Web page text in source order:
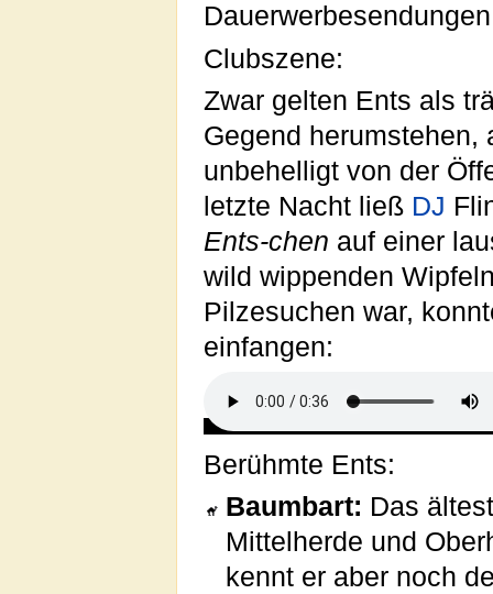
Clubszene:
Zwar gelten Ents als
Gegend herumstehen,
unbehelligt von der
letzte Nacht ließ DJ
Ents-chen auf einer
wild wippenden
Pilzesuchen war,
einfangen:
Berühmte Ents:
Baumbart: Das
Mittelherde und
kennt er aber noch